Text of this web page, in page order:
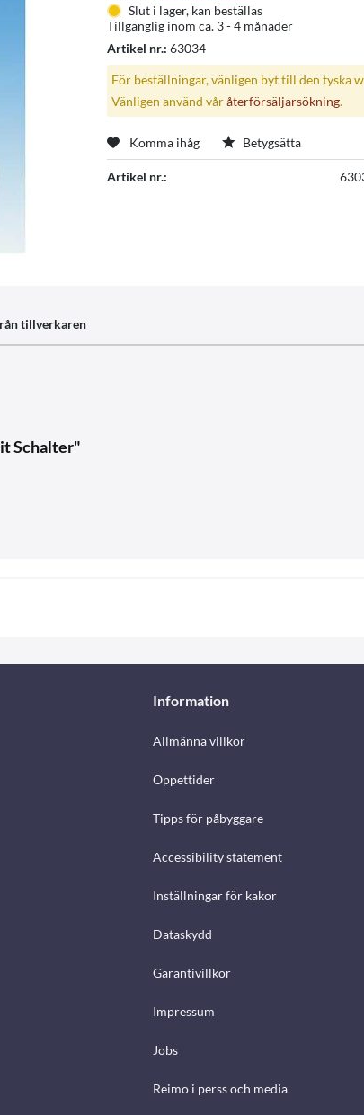
Slut i lager, kan beställas
Tillgänglig inom ca. 3 - 4 månader
Artikel nr.: 63034
För beställningar, vänligen byt till den tyska
Vänligen använd våråterförsäljarsökning.
Komma ihåg Betygsätta
Artikel nr.:
tillverkaren
Schalter"
Information
Allmänna villkor
Öppettider
Tipps för påbyggare
Accessibility statement
Inställningar för kakor
Dataskydd
Garantivillkor
Impressum
Jobs
Reimo i perss och media